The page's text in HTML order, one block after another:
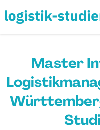
Master